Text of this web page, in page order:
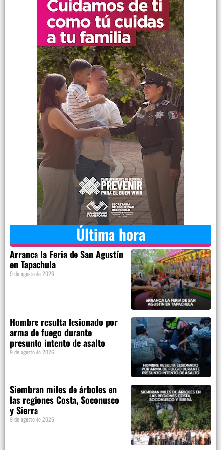
Última hora
Arranca la Feria de San Agustín
en Tapachula
9 de agosto de 2026
Hombre resulta lesionado por
arma de fuego durante
presunto intento de asalto
9 de agosto de 2026
Siembran miles de árboles en
las regiones Costa, Soconusco
y Sierra
9 de agosto de 2026